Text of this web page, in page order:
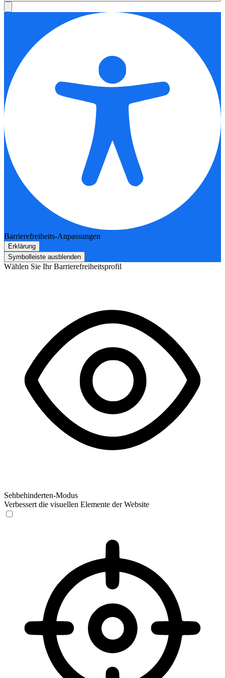
Barrierefreiheits-Anpassungen
Erklärung
Symbolleiste ausblenden
Wählen Sie Ihr Barrierefreiheitsprofil
Sehbehinderten-Modus
Verbessert die visuellen Elemente der Website